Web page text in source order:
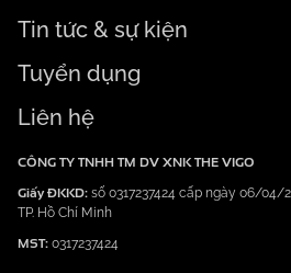
Tin tức & sự kiện
Tuyển dụng
Liên hệ
CÔNG TY TNHH TM DV XNK THE VIGO
Giấy ĐKKD: số 0317237424 cấp ngày 06/04/
TP. Hồ Chí Minh
MST: 0317237424